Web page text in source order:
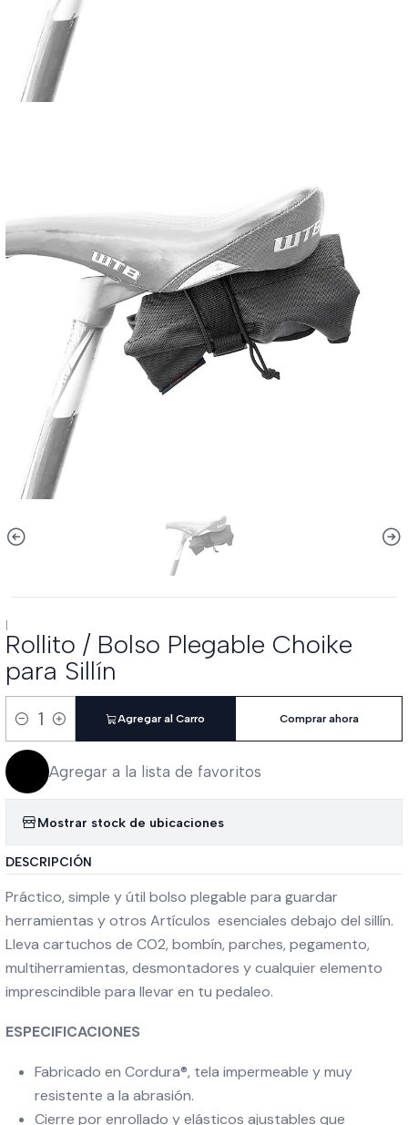
|
Rollito / Bolso Plegable Choike
para Sillín
Cantidad
Agregar al Carro Comprar ahora
Agregar a la lista de favoritos
Mostrar stock de ubicaciones
DESCRIPCIÓN
Práctico, simple y útil bolso plegable para guardar
herramientas y otros Artículos esenciales debajo del sillín.
Lleva cartuchos de CO2, bombín, parches, pegamento,
multiherramientas, desmontadores y cualquier elemento
imprescindible para llevar en tu pedaleo.
ESPECIFICACIONES
Fabricado en Cordura®, tela impermeable y muy
resistente a la abrasión.
Cierre por enrollado y elásticos ajustables que